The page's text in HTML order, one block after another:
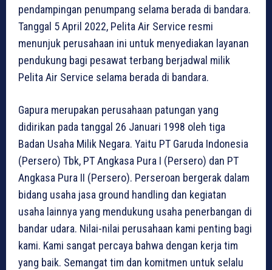
pendampingan penumpang selama berada di bandara.
Tanggal 5 April 2022, Pelita Air Service resmi
menunjuk perusahaan ini untuk menyediakan layanan
pendukung bagi pesawat terbang berjadwal milik
Pelita Air Service selama berada di bandara.
Gapura merupakan perusahaan patungan yang
didirikan pada tanggal 26 Januari 1998 oleh tiga
Badan Usaha Milik Negara. Yaitu PT Garuda Indonesia
(Persero) Tbk, PT Angkasa Pura I (Persero) dan PT
Angkasa Pura II (Persero). Perseroan bergerak dalam
bidang usaha jasa ground handling dan kegiatan
usaha lainnya yang mendukung usaha penerbangan di
bandar udara. Nilai-nilai perusahaan kami penting bagi
kami. Kami sangat percaya bahwa dengan kerja tim
yang baik. Semangat tim dan komitmen untuk selalu